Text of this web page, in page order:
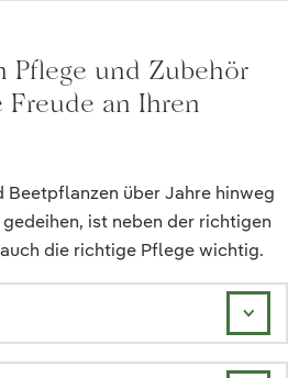
Pflege und Zubehör
Freude an Ihren
Beetpflanzen über Jahre hinweg
ist neben der richtigen
die richtige Pflege wichtig.